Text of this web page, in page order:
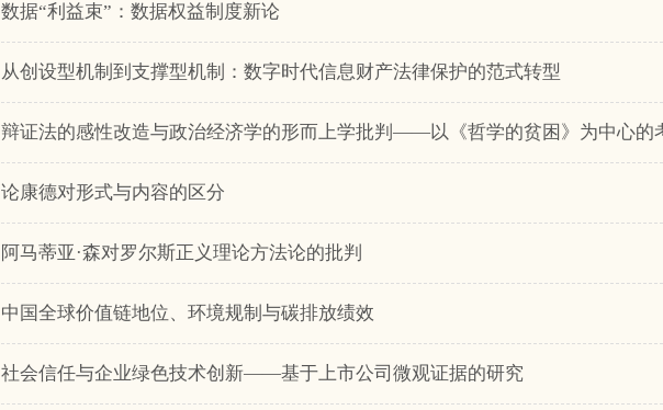
数据“利益束”：数据权益制度新论
从创设型机制到支撑型机制：数字时代信息财产法律保护的范式转型
辩证法的感性改造与政治经济学的形而上学批判——以《哲学的贫困》为中心的
论康德对形式与内容的区分
阿马蒂亚·森对罗尔斯正义理论方法论的批判
中国全球价值链地位、环境规制与碳排放绩效
社会信任与企业绿色技术创新——基于上市公司微观证据的研究